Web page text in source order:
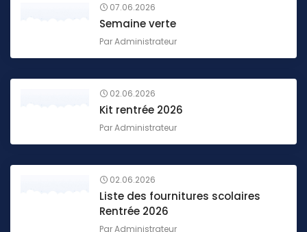
07.06.2026
Semaine verte
ParAdministrateur
02.06.2026
Kit rentrée 2026
ParAdministrateur
02.06.2026
Liste des fournitures scolaires
Rentrée 2026
ParAdministrateur